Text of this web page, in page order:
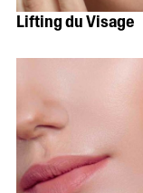
Lifting du Visage